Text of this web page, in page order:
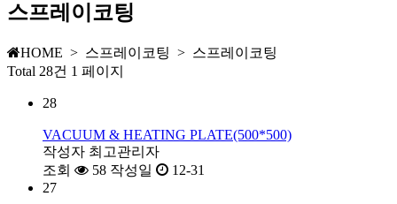
스프레이코팅
HOME > 스프레이코팅 > 스프레이코팅
Total 28건 1 페이지
28
VACUUM & HEATING PLATE(500*500)
작성자 최고관리자
조회
58 작성일
12-31
27